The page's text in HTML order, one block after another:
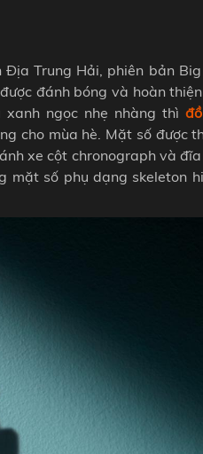
Địa Trung Hải, phiên bản
đánh bóng và hoàn
ngọc nhẹ nhàng thì
cho mùa hè. Mặt số được
xe cột chronograph và đĩa
mặt số phụ dạng skeleton